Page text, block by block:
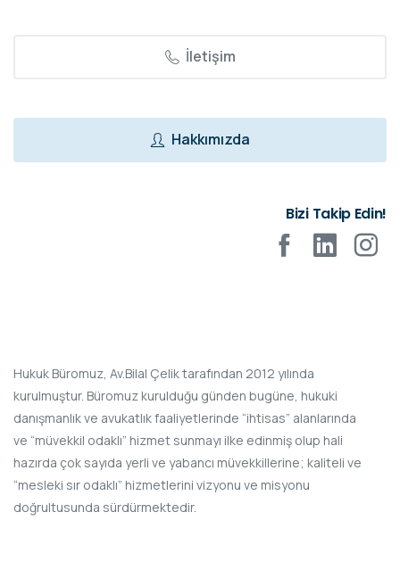
İletişim
Hakkımızda
Bizi Takip Edin!
Hukuk Büromuz, Av.Bilal Çelik tarafından 2012 yılında
kurulmuştur. Büromuz kurulduğu günden bugüne, hukuki
danışmanlık ve avukatlık faaliyetlerinde “ihtisas” alanlarında
ve “müvekkil odaklı” hizmet sunmayı ilke edinmiş olup hali
hazırda çok sayıda yerli ve yabancı müvekkillerine; kaliteli ve
“mesleki sır odaklı” hizmetlerini vizyonu ve misyonu
doğrultusunda sürdürmektedir.